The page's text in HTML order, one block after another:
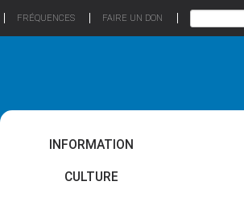
FRÉQUENCES FAIRE UN DON
INFORMATION
CULTURE